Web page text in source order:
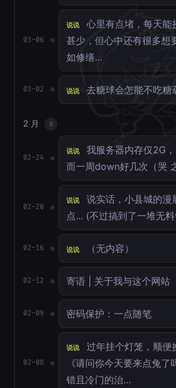
03-06
说说
心里有点堵，每天能
甚少，但心中还有很多想
如修缮…
03-02 说说 去糖球会怎能不吃糖
2 月 8
02-24
说说
我服务器内存仅2G
而一周down好几次（哭
02-20
说说
说实话，小县城的漫
点... (不过搞到了一堆无
02-16 说说 （无内容）
02-12 寄语 | 关于我与这个网站
02-09 密码保护：一点随笔
02-08
说说
过年挂个灯笼，顺便
《请问你今天要来点兔了
错且冷门的治…